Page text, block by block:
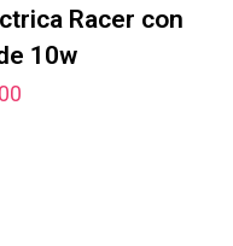
Racer con
10w